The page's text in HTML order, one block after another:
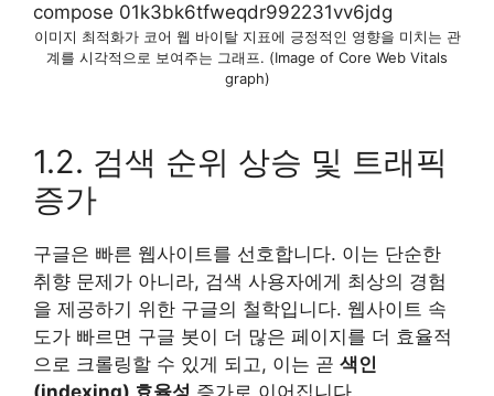
이미지 최적화가 코어 웹 바이탈 지표에 긍정적인 영향을 미치는 관
계를 시각적으로 보여주는 그래프. (Image of Core Web Vitals
graph)
1.2. 검색 순위 상승 및 트래픽
증가
구글은 빠른 웹사이트를 선호합니다. 이는 단순한
취향 문제가 아니라, 검색 사용자에게 최상의 경험
을 제공하기 위한 구글의 철학입니다. 웹사이트 속
도가 빠르면 구글 봇이 더 많은 페이지를 더 효율적
으로 크롤링할 수 있게 되고, 이는 곧 색인
(indexing) 효율성 증가로 이어집니다.